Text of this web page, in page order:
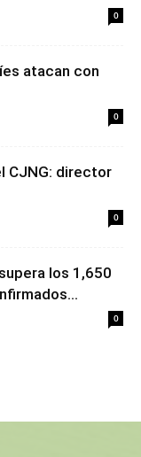
0
atacan con
0
CJNG: director
0
los 1,650
0